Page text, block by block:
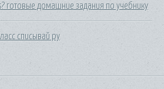
готовые домашние задания по учебнику
списывай ру